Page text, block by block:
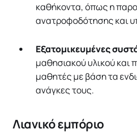
καθήκοντα, όπως η
ανατροφοδότησης και
Εξατομικευμένες
μαθησιακού υλικού και
μαθητές με βάση τα
ανάγκες τους.
Λιανικό εμπόριο